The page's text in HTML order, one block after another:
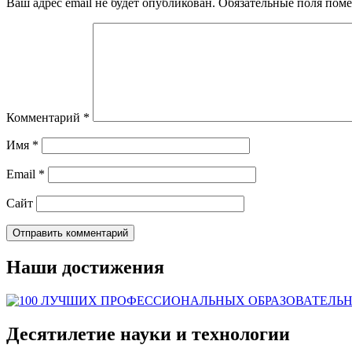
Ваш адрес email не будет опубликован. Обязательные поля
Комментарий *
Имя *
Email *
Сайт
Наши достижения
Десятилетие науки и технологии